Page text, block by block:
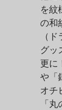
を紋
の和
（
グッ
更に
や「
オチ
「